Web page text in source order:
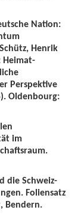
Nation:
Henrik
Heimat-
Perspektive
Oldenbourg:
im
die Schweiz-
Foliensatz
Bendern.